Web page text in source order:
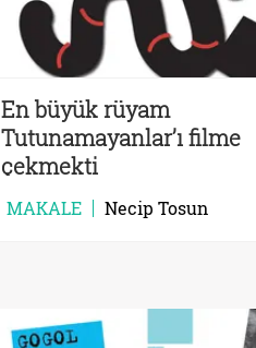
En büyük rüyam
Tutunamayanlar’ı filme
çekmekti
MAKALE Necip Tosun